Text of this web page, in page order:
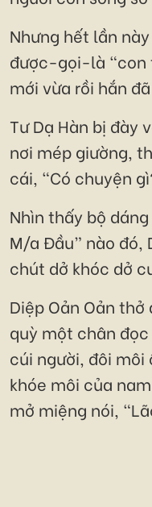
Nhưng hết lần
được-gọi-là “con
mới vừa rồi hắn
Tư Dạ Hàn bị đày
nơi mép giường,
cái, "Có chuyện
Nhìn thấy bộ
M/a Đầu” nào đó,
chút dở khóc dở
Diệp Oản Oản
quỳ một chân
cúi người, đôi môi
khóe môi của
mở miệng nói,